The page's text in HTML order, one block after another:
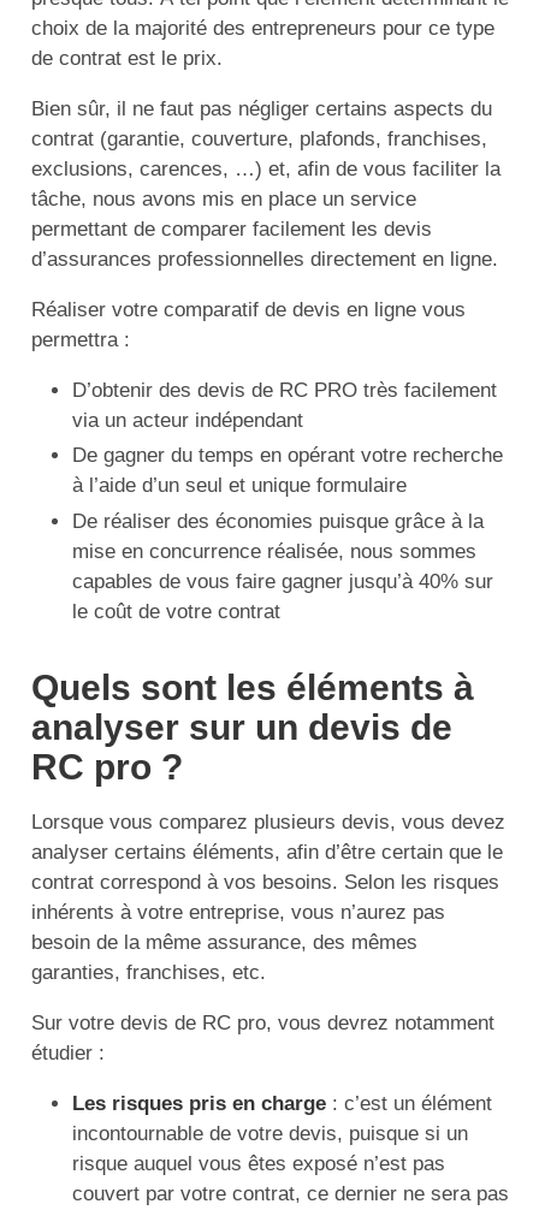
choix de la majorité des entrepreneurs pour ce type
de contrat est le prix.
Bien sûr, il ne faut pas négliger certains aspects du
contrat (garantie, couverture, plafonds, franchises,
exclusions, carences, …) et, afin de vous faciliter la
tâche, nous avons mis en place un service
permettant de comparer facilement les devis
d’assurances professionnelles directement en ligne.
Réaliser votre comparatif de devis en ligne vous
permettra :
D’obtenir des devis de RC PRO très facilement
via un acteur indépendant
De gagner du temps en opérant votre recherche
à l’aide d’un seul et unique formulaire
De réaliser des économies puisque grâce à la
mise en concurrence réalisée, nous sommes
capables de vous faire gagner jusqu’à 40% sur
le coût de votre contrat
Quels sont les éléments à
analyser sur un devis de
RC pro ?
Lorsque vous comparez plusieurs devis, vous devez
analyser certains éléments, afin d’être certain que le
contrat correspond à vos besoins. Selon les risques
inhérents à votre entreprise, vous n’aurez pas
besoin de la même assurance, des mêmes
garanties, franchises, etc.
Sur votre devis de RC pro, vous devrez notamment
étudier :
Les risques pris en charge: c’est un élément
incontournable de votre devis, puisque si un
risque auquel vous êtes exposé n’est pas
couvert par votre contrat, ce dernier ne sera pas